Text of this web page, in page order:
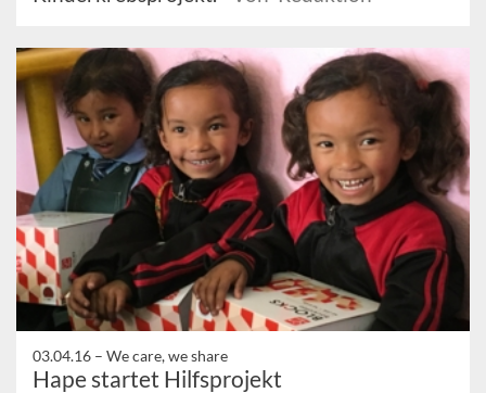
03.04.16 – We care, we share
Hape startet Hilfsprojekt